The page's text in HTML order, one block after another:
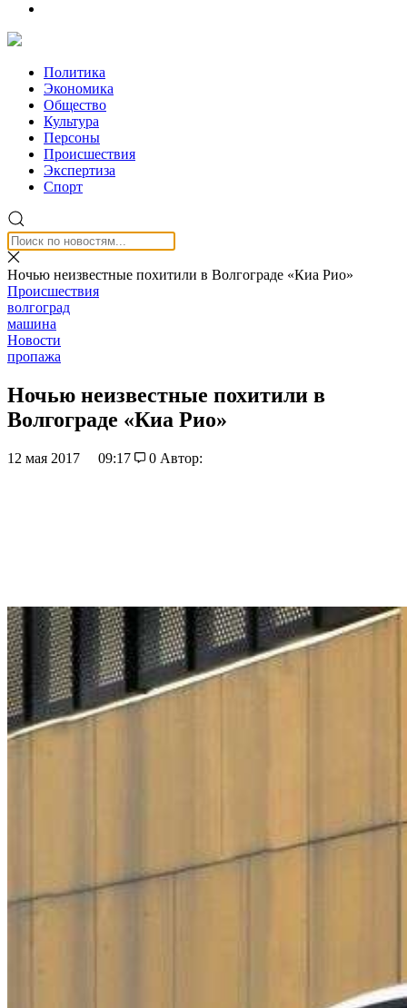
Политика
Экономика
Общество
Культура
Персоны
Происшествия
Экспертиза
Спорт
Ночью неизвестные похитили в Волгограде «Киа Рио»
Происшествия
волгоград
машина
Новости
пропажа
Ночью неизвестные похитили в
Волгограде «Киа Рио»
12 мая 2017 09:17 0 Автор: